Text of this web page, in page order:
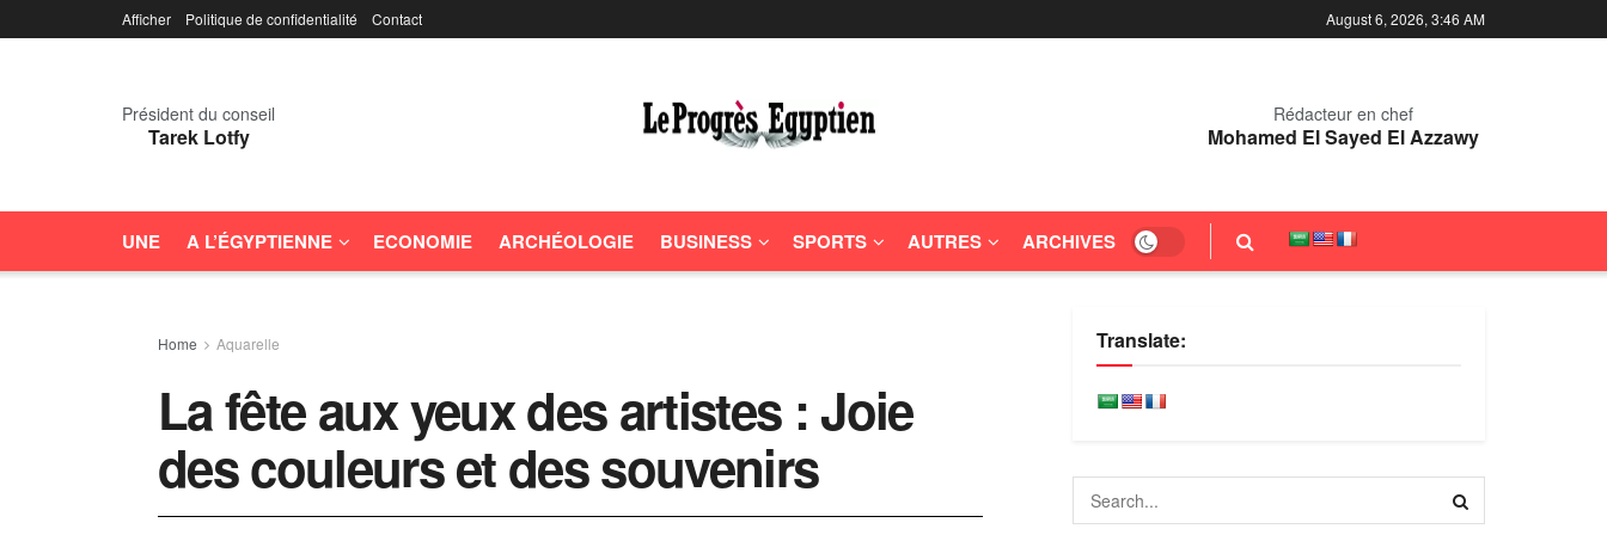
Afficher Politique de confidentialité Contact August 6, 2026, 3:47 AM
Président du conseil
Tarek Lotfy
Rédacteur en chef
Mohamed El Sayed El Azzawy
UNE A L’ÉGYPTIENNE ECONOMIE ARCHÉOLOGIE BUSINESS SPORTS AUTRES ARCHIVES
Home Aquarelle
La fête aux yeux des artistes : Joie
des couleurs et des souvenirs
Translate: